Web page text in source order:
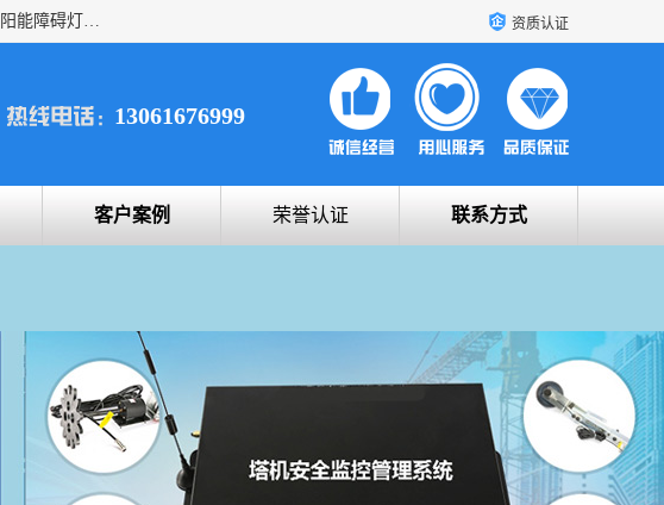
上海宇叶电子科技有限公司是吊钩视频监控、升降机监控、卸料平台监控、塔吊防碰撞、黑匣子防碰撞、风速仪，太阳能障碍灯安全提示灯等一系列升降机的常用配件产品专业研发生产加工的公司，拥有完整、科学的质量管理体系。 资质认证
13061676999
客户案例 荣誉认证 联系方式